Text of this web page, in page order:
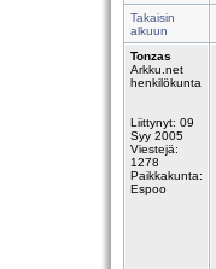
Takaisin
alkuun
Tonzas
Arkku.net
henkilökunta
Liittynyt: 09
Syy 2005
Viestejä:
1278
Paikkakunta:
Espoo